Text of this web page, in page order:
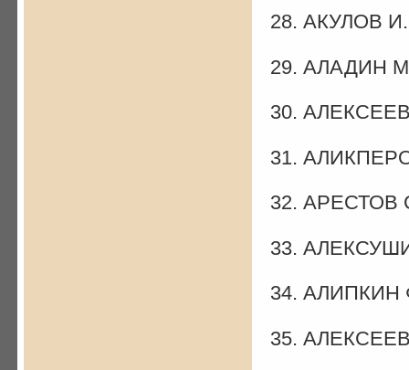
28. АКУЛОВ
29. АЛАДИН
30.
31.
32. АРЕСТОВ
33.
34. АЛИПКИН
35. АЛЕКСЕЕВ